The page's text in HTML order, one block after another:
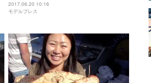
2017.06.20 10:16
モデルプレス